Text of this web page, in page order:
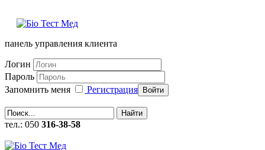
панель управления клиента
Логин
Пароль
Запомнить меня
Регистрация Войти
Найти
тел.: 050 316-38-58